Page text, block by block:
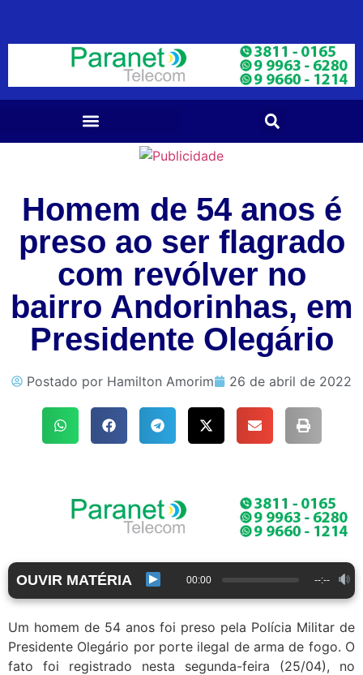
Homem de 54 anos é
preso ao ser flagrado
com revólver no
bairro Andorinhas, em
Presidente Olegário
Postado por Hamilton Amorim 26 de abril de 2022
OUVIR MATÉRIA 00:00 --:--
Um homem de 54 anos foi preso pela Polícia Militar de
Presidente Olegário por porte ilegal de arma de fogo. O
fato foi registrado nesta segunda-feira (25/04), no